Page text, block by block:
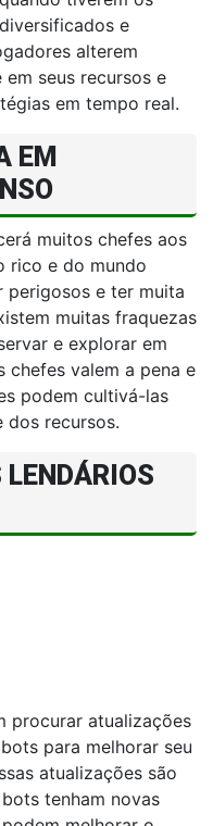
e
alterem
seus recursos e
em tempo real.
EM
muitos chefes aos
rico e do mundo
perigosos e ter muita
muitas fraquezas
e explorar em
chefes valem a pena e
podem cultivá-las
dos recursos.
LENDÁRIOS
procurar atualizações
para melhorar seu
atualizações são
tenham novas